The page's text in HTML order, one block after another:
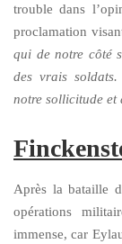
trouble dans
proclamation
qui de notre côté
des vrais
notre sollicitude
Après la bataille
opérations
immense, car